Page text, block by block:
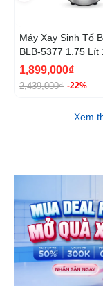
Máy Xay Sinh Tố
BLB-5377 1.75 Lít
1,899,000₫
2,439,000₫ -22%
Xem